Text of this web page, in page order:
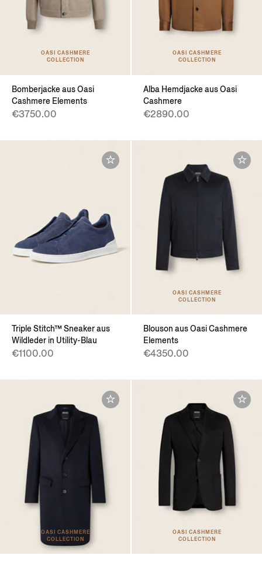
OASI CASHMERE
COLLECTION
Bomberjacke aus Oasi
Cashmere Elements
€3750.00
OASI CASHMERE
COLLECTION
Alba Hemdjacke aus Oasi
Cashmere
€2890.00
Triple Stitch™ Sneaker aus
Wildleder in Utility-Blau
€1100.00
OASI CASHMERE
COLLECTION
Blouson aus Oasi Cashmere
Elements
€4350.00
OASI CASHMERE
COLLECTION
OASI CASHMERE
COLLECTION